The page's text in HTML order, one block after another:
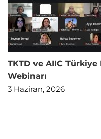
TKTD ve AIIC Türkiye
Webinarı
3 Haziran, 2026